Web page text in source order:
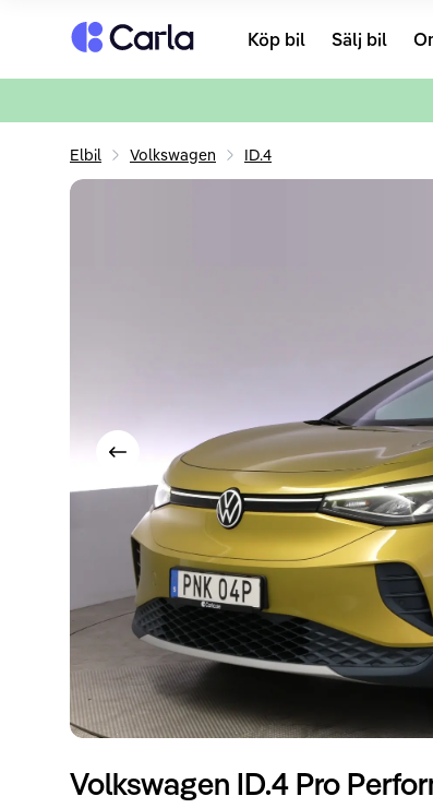
Tillbaka till startsidan Köp bil Sälj bil
Elbil Volkswagen ID.4
Visa föregående bild
Volkswagen ID.4 Pro